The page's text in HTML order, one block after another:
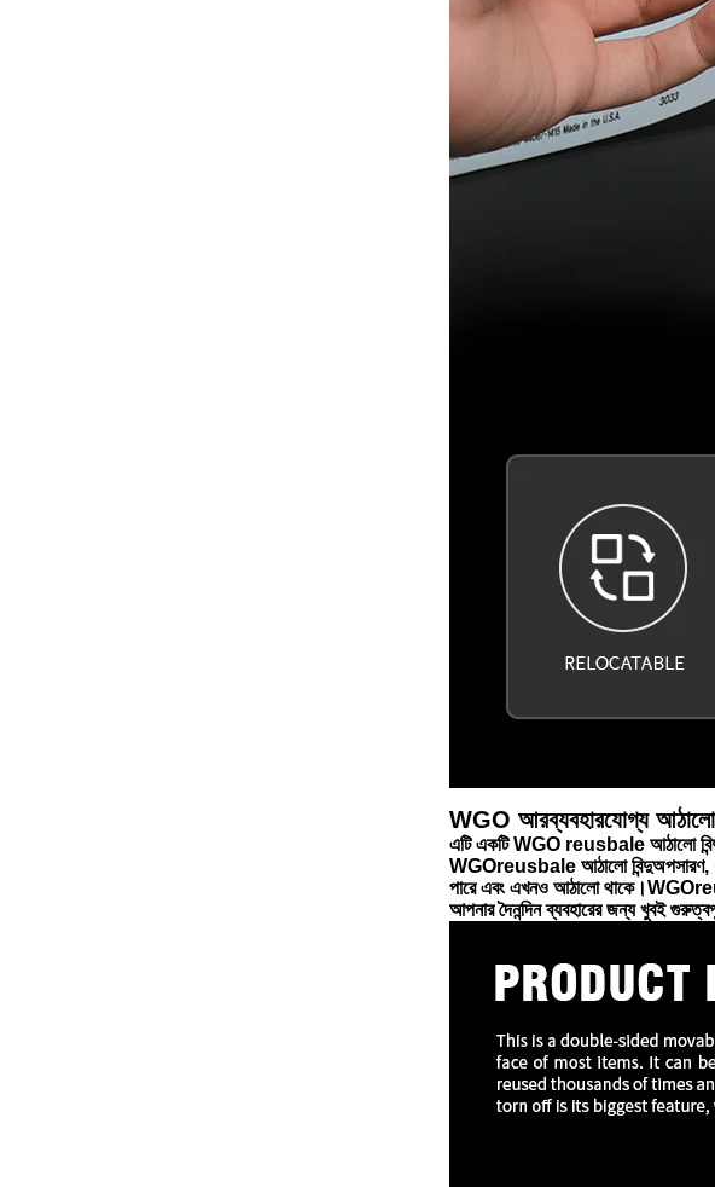
WGO আরব্যবহারযোগ্য আঠালো
এটি একটি WGO reusbale আঠালো
WGOreusbale আঠালো বিন্দুঅপসারণ,
পারে এবং এখনও আঠালো থাকে।WGO
আপনার দৈনন্দিন ব্যবহারের জন্য খুবই